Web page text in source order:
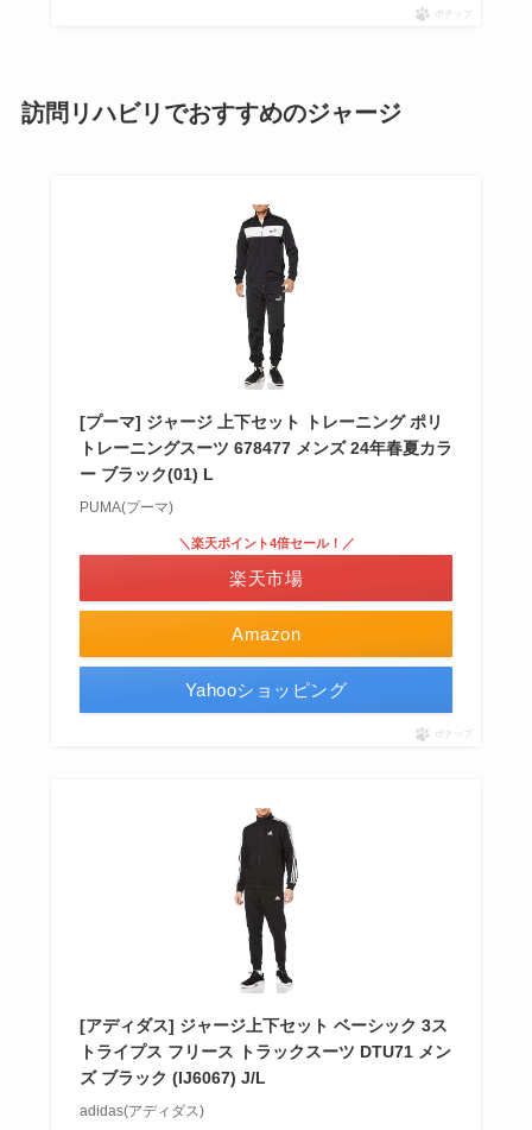
ポチップ
訪問リハビリでおすすめのジャージ
[プーマ] ジャージ 上下セット トレーニング ポリ
トレーニングスーツ 678477 メンズ 24年春夏カラ
ー ブラック(01) L
PUMA(プーマ)
Amazon
＼楽天ポイント4倍セール！／
楽天市場
Yahooショッピング
ポチップ
[アディダス] ジャージ上下セット ベーシック 3ス
トライプス フリース トラックスーツ DTU71 メン
ズ ブラック (IJ6067) J/L
adidas(アディダス)